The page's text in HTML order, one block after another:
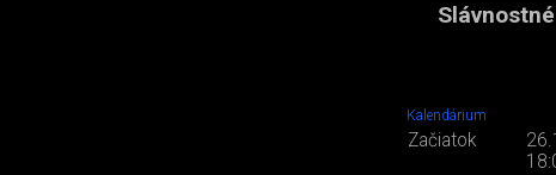
Kalendárium
Začiatok